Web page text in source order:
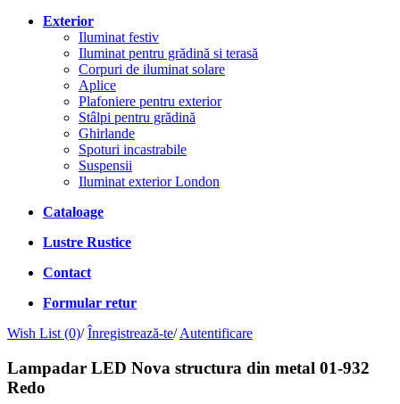
Exterior
Iluminat festiv
Iluminat pentru grădină si terasă
Corpuri de iluminat solare
Aplice
Plafoniere pentru exterior
Stâlpi pentru grădină
Ghirlande
Spoturi incastrabile
Suspensii
Iluminat exterior London
Cataloage
Lustre Rustice
Contact
Formular retur
Wish List (0)/ Înregistrează-te/ Autentificare
Lampadar LED Nova structura din metal 01-932
Redo